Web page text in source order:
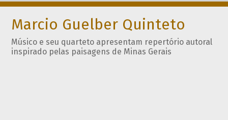
Marcio Guelber Quinteto
Músico e seu quarteto apresentam repertório autoral
inspirado pelas paisagens de Minas Gerais